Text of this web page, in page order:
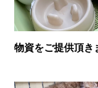
物資をご提供頂き